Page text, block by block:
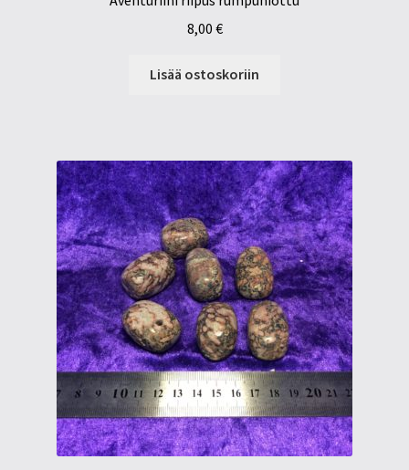
8,00 €
Lisää ostoskoriin